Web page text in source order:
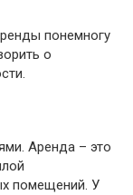
понемногу
о
Аренда – это
помещений. У